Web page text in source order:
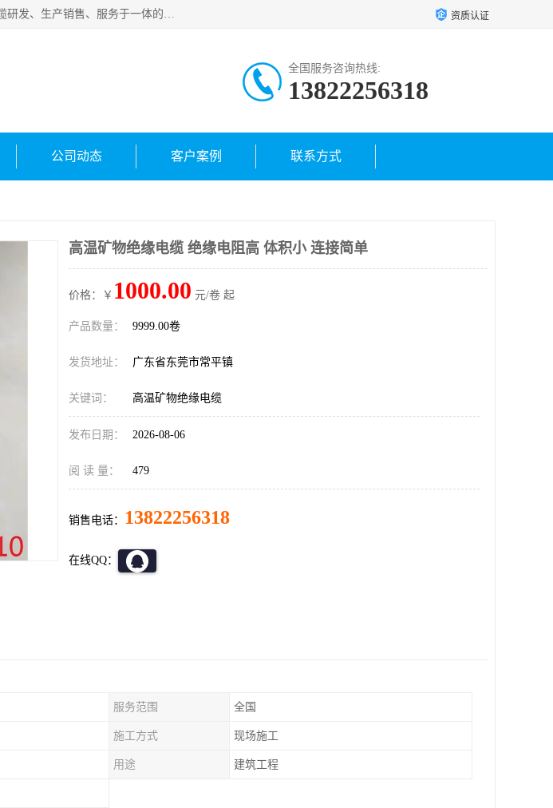
广东广星珠江电缆实业有限公司是一家广东广星珠江电缆厂家主营：广东广星珠江电缆，集线缆研发、生产销售、服务于一体的生产企业。公司自创立以来，确立了“广星珠江电缆，您的一站式采购”的战略发展口号，明确了将广星珠江打造成“线缆产品种类覆盖较广较全、质量较优、服务较好的大型综合性*化生产企业”的发展目标。 资质认证
全国服务咨询热线:
13822256318
公司动态 客户案例 联系方式
高温矿物绝缘电缆 绝缘电阻高 体积小 连接简单
价格：￥ 1000.00 元/卷 起
产品数量： 9999.00卷
发货地址： 广东省东莞市常平镇
关键词： 高温矿物绝缘电缆
发布日期： 2026-08-06
阅 读 量： 479
销售电话： 13822256318
在线QQ：
服务范围 全国
施工方式 现场施工
用途 建筑工程